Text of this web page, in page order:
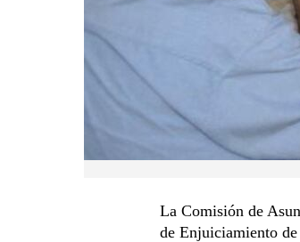
La Comisión de
de Enjuiciamiento